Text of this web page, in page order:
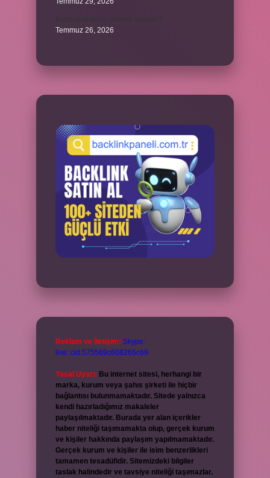
Temmuz 26, 2026
Reklam ve İletişim: Skype:
live:.cid.575569c608265c69
Yasal Uyarı: Bu internet sitesi, herhangi bir
marka, kurum veya şahıs şirketi ile hiçbir
bağlantısı bulunmamaktadır. Sitede yalnızca
kendi hazırladığımız makaleler
paylaşılmaktadır. Burada yer alan içerikler
haber niteliği taşımamakta olup, gerçek kurum
ve kişiler hakkında paylaşım yapılmamaktadır.
Gerçek kurum ve kişiler ile isim benzerlikleri
tamamen tesadüfidir. Sitemizdeki bilgiler
taslak halindedir ve tavsiye niteliği taşımazlar.